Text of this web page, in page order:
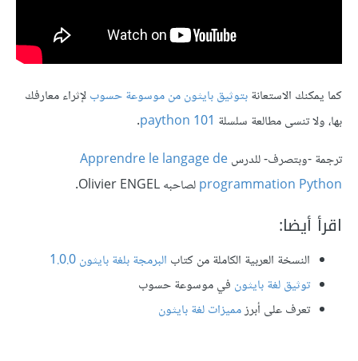
كما يمكنك الاستعانةبتوثيق بايثون من موسوعة حسوبلإثراء معارفك
بها، ولا تنسى مطالعة سلسلة paython 101
.
ترجمة -وبتصرف- للدرسApprendre le langage de
programmation Pythonلصاحبه Olivier ENGEL.
اقرأ أيضا:
النسخة العربية الكاملة من كتاب البرمجة بلغة بايثون 1.0.0
توثيق لغة بايثون في موسوعة حسوب
تعرف على أبرزمميزات لغة بايثون